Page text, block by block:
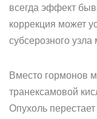
всегда эффект
коррекция может
субсерозного узла
Вместо гормонов
транексамовой
Опухоль